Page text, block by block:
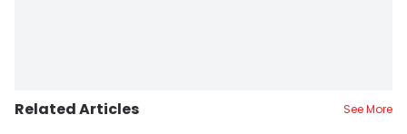
Related Articles See More